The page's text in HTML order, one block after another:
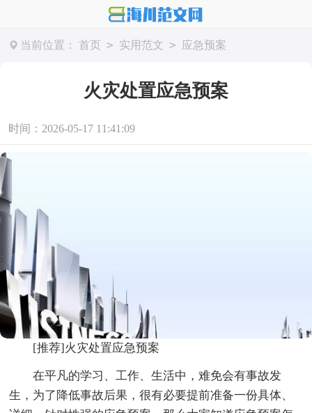
当前位置： 首页 > 实用范文 > 应急预案
火灾处置应急预案
时间：2026-05-17 11:41:09
[推荐]火灾处置应急预案
在平凡的学习、工作、生活中，难免会有事故发
生，为了降低事故后果，很有必要提前准备一份具体、